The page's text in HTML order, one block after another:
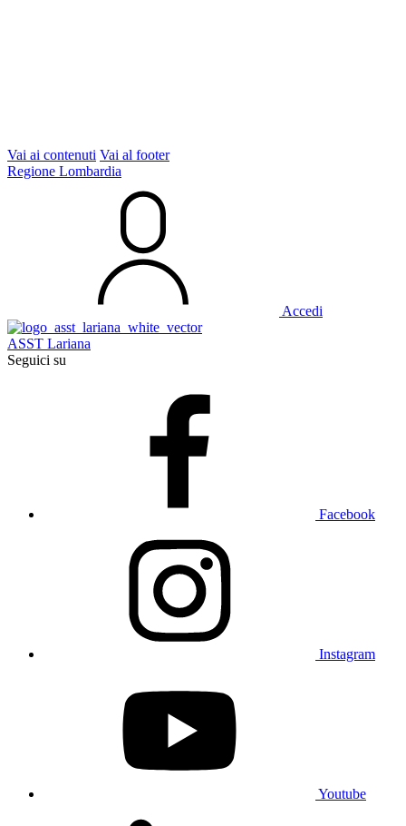
Vai ai contenuti Vai al footer
Regione Lombardia
Accedi
ASST Lariana
Seguici su
Facebook
Instagram
Youtube